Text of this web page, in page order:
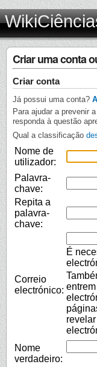
Criar uma conta
Criar conta
Já possui uma conta?
Para ajudar a prevenir
responda à questão
Qual a classificação
Nome de
utilizador:
Palavra-
chave:
Repita a
palavra-
chave:
Correio
electrónico:
É
Nome
verdadeiro: